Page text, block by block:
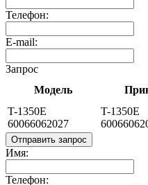
Телефон:
E-mail:
Запрос
Модель
T-1350E
60066062027
T-1350E
Отправить запрос
Имя:
Телефон: